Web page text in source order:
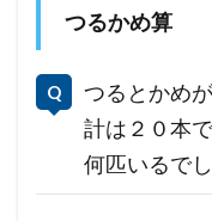
つるかめ算
つるとかめ
計は２０本
何匹いるで